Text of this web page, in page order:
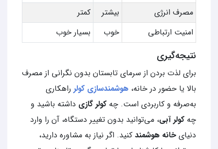
مصرف انرژی
بیشتر
کمتر
امنیت ارتباطی
خوب بسیار خوب
نتیجه‌گیری
برای لذت بردن از سرمای تابستان بدون نگرانی از مصرف
بالا یا حضور در خانه، هوشمندسازی کولر راهکاری
به‌صرفه و کاربردی است. چه کولر گازی داشته باشید و
چه کولر آبی، می‌توانید بدون تغییر دستگاه، آن را وارد
دنیای خانه هوشمند کنید. اگر نیاز به مشاوره دارید،